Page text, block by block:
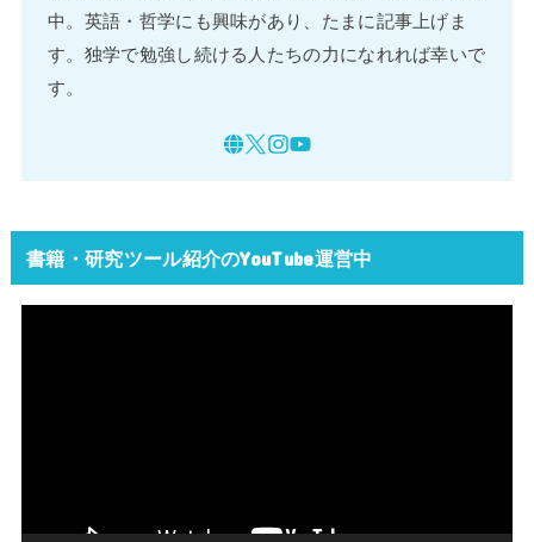
中。英語・哲学にも興味があり、たまに記事上げま
す。独学で勉強し続ける人たちの力になれれば幸いで
す。
書籍・研究ツール紹介のYouTube運営中